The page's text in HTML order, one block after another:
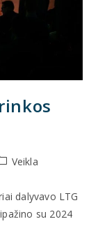
Veikla
dalyvavo LTG
su 2024